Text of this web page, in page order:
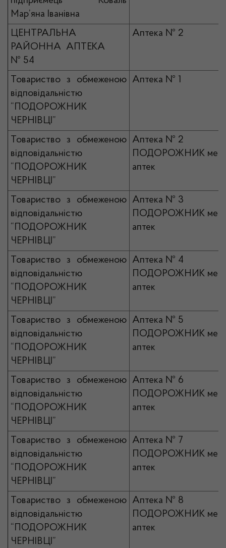
Мар’яна Іванівна
ЦЕНТРАЛЬНА
РАЙОННА АПТЕКА
№ 54
Аптека № 2
Товариство з обмеженою
відповідальністю
“ПОДОРОЖНИК
ЧЕРНІВЦІ”
Аптека № 1
Товариство з обмеженою
відповідальністю
“ПОДОРОЖНИК
ЧЕРНІВЦІ”
Аптека № 2
ПОДОРОЖНИК
аптек
Товариство з обмеженою
відповідальністю
“ПОДОРОЖНИК
ЧЕРНІВЦІ”
Аптека № 3
ПОДОРОЖНИК
аптек
Товариство з обмеженою
відповідальністю
“ПОДОРОЖНИК
ЧЕРНІВЦІ”
Аптека № 4
ПОДОРОЖНИК
аптек
Товариство з обмеженою
відповідальністю
“ПОДОРОЖНИК
ЧЕРНІВЦІ”
Аптека № 5
ПОДОРОЖНИК
аптек
Товариство з обмеженою
відповідальністю
“ПОДОРОЖНИК
ЧЕРНІВЦІ”
Аптека № 6
ПОДОРОЖНИК
аптек
Товариство з обмеженою
відповідальністю
“ПОДОРОЖНИК
ЧЕРНІВЦІ”
Аптека № 7
ПОДОРОЖНИК
аптек
Товариство з обмеженою
відповідальністю
“ПОДОРОЖНИК
ЧЕРНІВЦІ”
Аптека № 8
ПОДОРОЖНИК
аптек